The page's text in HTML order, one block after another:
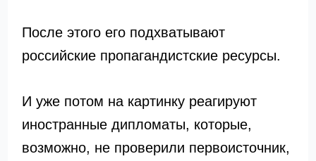
После этого его подхватывают
российские пропагандистские ресурсы.
И уже потом на картинку реагируют
иностранные дипломаты, которые,
возможно, не проверили первоисточник,